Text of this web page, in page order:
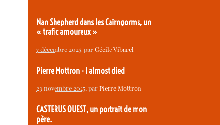
Nan Shepherd dans les Cairngorms, un
« trafic amoureux »
7 décembre 2025, parCécile Vibarel
Pierre Mottron - I almost died
23 novembre 2025, parPierre Mottron
CASTERUS OUEST, un portrait de mon
père.